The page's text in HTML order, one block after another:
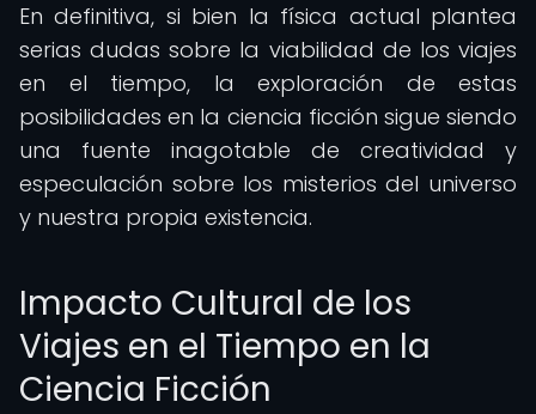
En definitiva, si bien la física actual plantea
serias dudas sobre la viabilidad de los viajes
en el tiempo, la exploración de estas
posibilidades en la ciencia ficción sigue siendo
una fuente inagotable de creatividad y
especulación sobre los misterios del universo
y nuestra propia existencia.
Impacto Cultural de los
Viajes en el Tiempo en la
Ciencia Ficción